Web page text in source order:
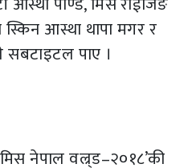
स्किन आस्था थापा मगर र
सबटाइटल पाए ।
नेपाल वल्र्ड–२०१८’की